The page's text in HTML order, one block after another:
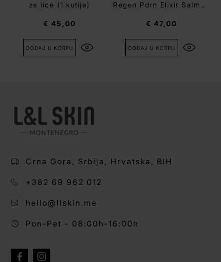
za lice (1 kutija)
€ 45,00
DODAJ U KORPU
Regen Pdrn Elixir Salmon
€ 47,00
DODAJ U KORPU
Crna Gora, Srbija, Hrvatska, BIH
+382 69 962 012
hello@llskin.me
Pon-Pet - 08:00h-16:00h